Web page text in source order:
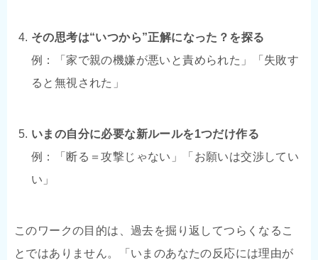
その思考は“いつから”正解になった？を探る
例：「家で親の機嫌が悪いと責められた」「失敗す
ると無視された」
いまの自分に必要な新ルールを1つだけ作る
例：「断る＝攻撃じゃない」「お願いは交渉してい
い」
このワークの目的は、過去を掘り返してつらくなるこ
とではありません。「いまのあなたの反応には理由が